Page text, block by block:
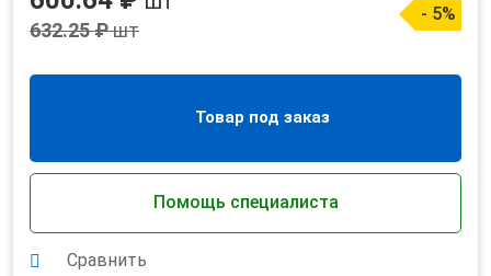
632.25 ₽шт
- 5%
Товар под заказ
Помощь специалиста
Сравнить